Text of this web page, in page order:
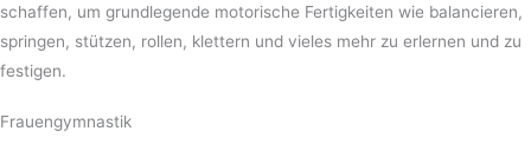
schaffen, um grundlegende motorische Fertigkeiten wie balancieren,
springen, stützen, rollen, klettern und vieles mehr zu erlernen und zu
festigen.
Frauengymnastik